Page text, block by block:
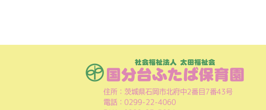
住所：茨城県石岡市北府中2番目7番43号
電話：0299-22-4060